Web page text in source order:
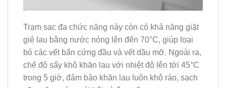
Trạm sạc đa chức năng này còn có khả năng giặt
giẻ lau bằng nước nóng lên đến 70°C, giúp loại
bỏ các vết bẩn cứng đầu và vết dầu mỡ. Ngoài ra,
chế độ sấy khô khăn lau với nhiệt độ lên tới 45°C
trong 5 giờ, đảm bảo khăn lau luôn khô ráo, sạch